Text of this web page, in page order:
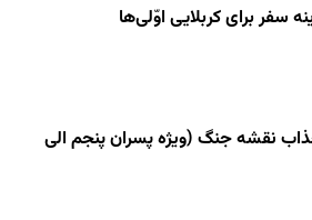
سفر برای کربلایی اوّلی‌ها
نقشه جنگ (ویژه پسران پنجم الی